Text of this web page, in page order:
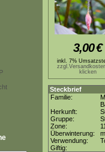
3,00€
inkl. 7%
klicken
Steckbrief
Familie:
Herkunft:
Gruppe:
Zone:
11
Überwinterung:
Verwendung:
Giftig: